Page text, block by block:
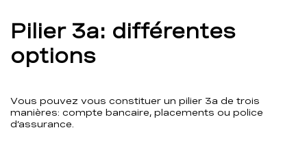
Pilier 3a: différentes
options
Vous pouvez vous constituer un pilier 3a de trois
manières: compte bancaire, placements ou police
d’assurance.